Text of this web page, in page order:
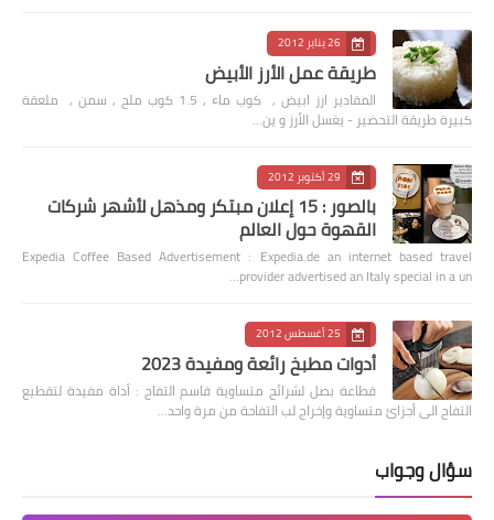
26 يناير 2012
طريقة عمل الأرز الأبيض
المقادير ارز ابيض , كوب ماء , 1.5 كوب ملح , سمن , ملعقة
كبيرة طريقة التحضير - يغسل الأرز و ين…
29 أكتوبر 2012
بالصور : 15 إعلان مبتكر ومذهل لأشهر شركات
القهوة حول العالم
Expedia Coffee Based Advertisement : Expedia.de an internet based travel
provider advertised an Italy special in a un…
25 أغسطس 2012
أدوات مطبخ رائعة ومفيدة 2023
قطاعة بصل لشرائح متساوية قاسم التفاح : أداة مفيدة لتقطيع
التفاح الى أجزائ متساوية وإخراج لب التفاحة من مرة واحد…
سؤال وجواب